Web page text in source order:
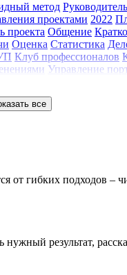
метод
проектами 2022
проекта Общение
Оценка Статистика
Клуб профессионалов
Управление
все
от гибких подходов –
результат,